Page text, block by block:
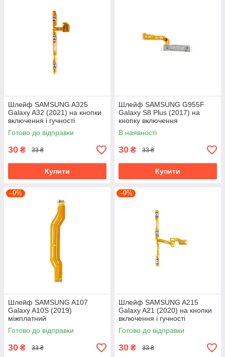
Шлейф SAMSUNG A325
Galaxy A32 (2021) на кнопки
включення і гучності
Готово до відправки
30 ₴ 33 ₴
Купити
Шлейф SAMSUNG G955F
Galaxy S8 Plus (2017) на
кнопку включення
В наявності
30 ₴ 33 ₴
Купити
–9%
Шлейф SAMSUNG A107
Galaxy A10S (2019)
міжплатний
Готово до відправки
30 ₴ 33 ₴
–9%
Шлейф SAMSUNG A215
Galaxy A21 (2020) на кнопки
включення і гучності
Готово до відправки
30 ₴ 33 ₴